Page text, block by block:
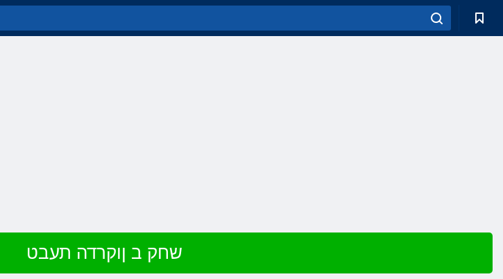
שחק ב ןוקרדה תעבט